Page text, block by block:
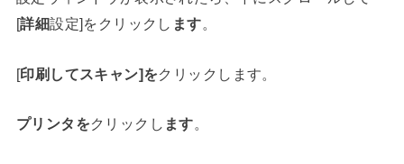
[詳細設定]をクリックし ます。
[印刷してスキャン]をクリックします。
プリンタをクリックし ます。